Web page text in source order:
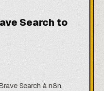
Search to
Search à n8n,